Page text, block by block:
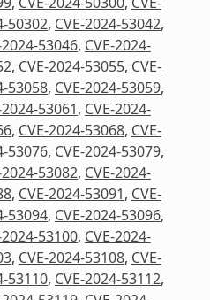
50302, CVE-2024-53042,
2024-53046, CVE-2024-
, CVE-2024-53055, CVE-
53058, CVE-2024-53059,
2024-53061, CVE-2024-
, CVE-2024-53068, CVE-
53076, CVE-2024-53079,
2024-53082, CVE-2024-
, CVE-2024-53091, CVE-
53094, CVE-2024-53096,
2024-53100, CVE-2024-
, CVE-2024-53108, CVE-
53110, CVE-2024-53112,